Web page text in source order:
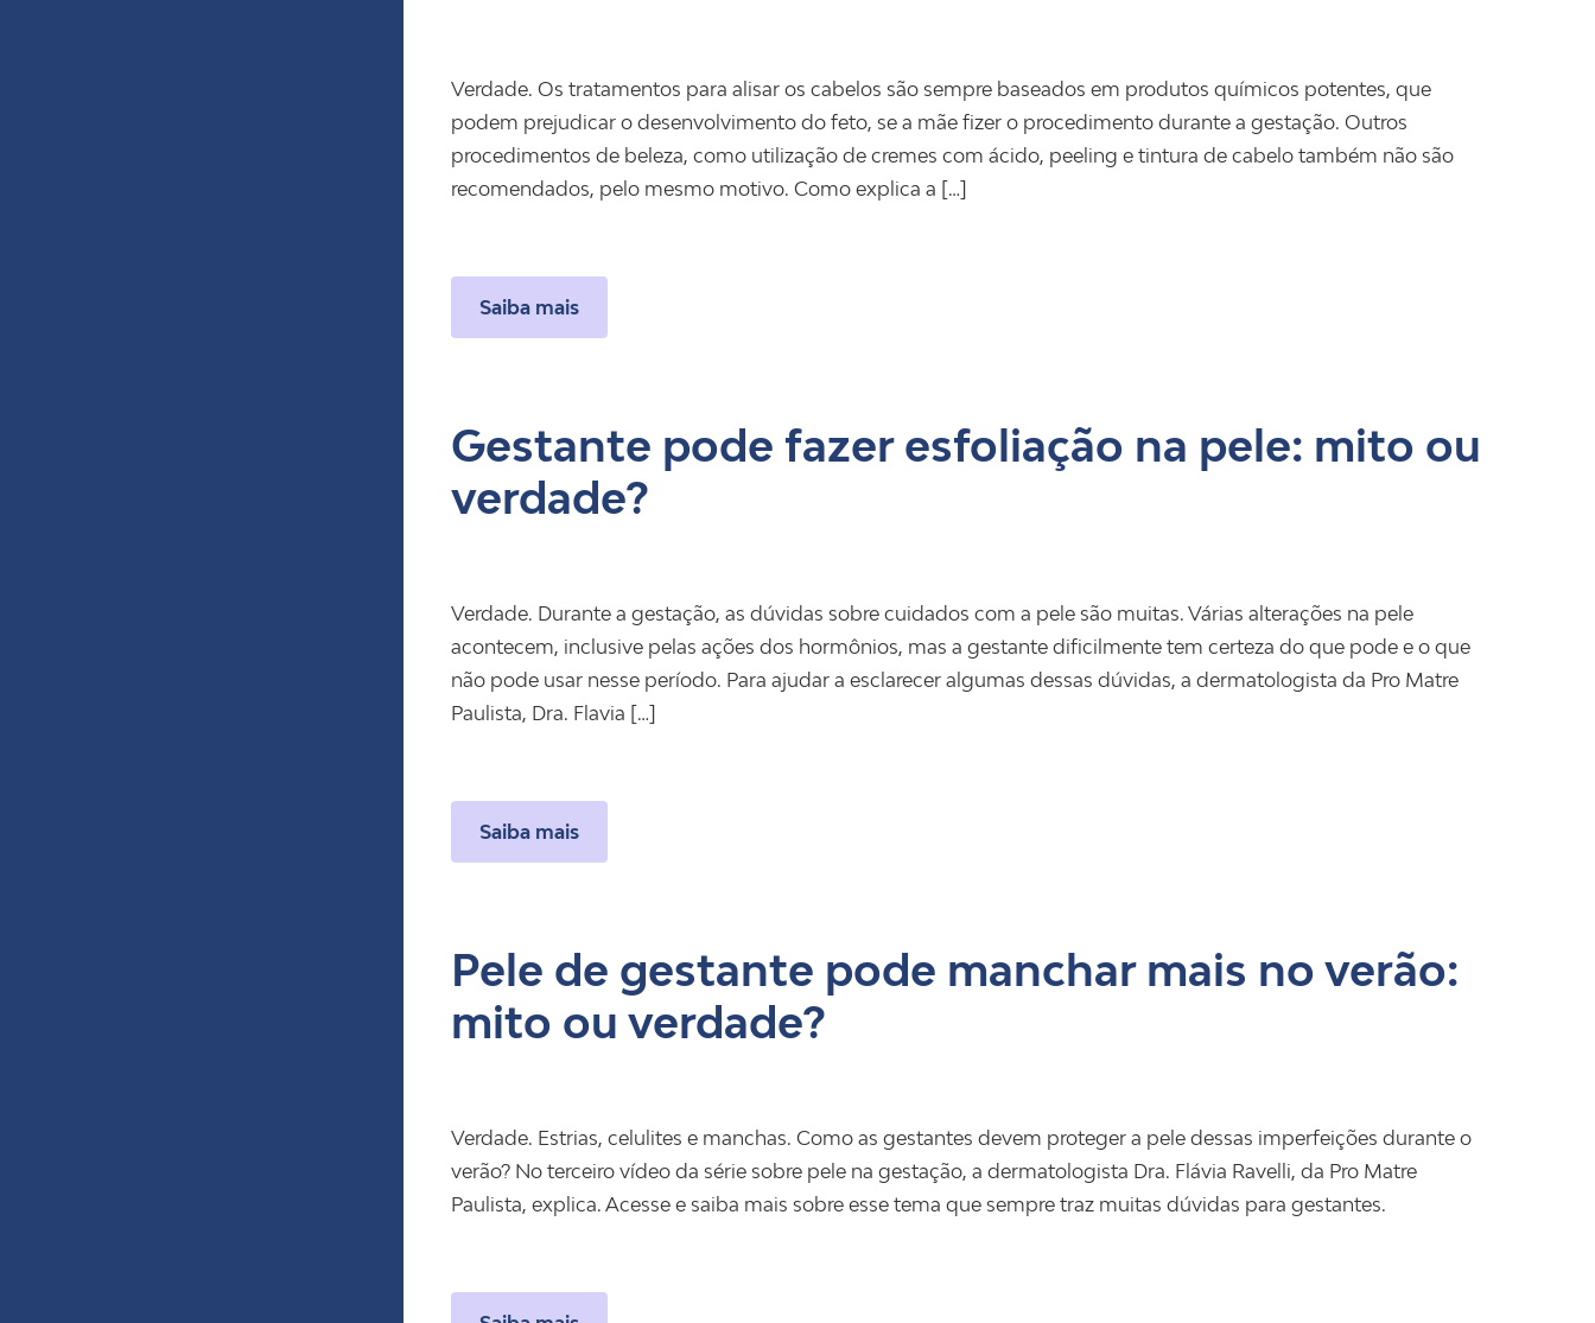
Verdade. Os tratamentos para alisar os cabelos são sempre baseados em produtos químicos potentes, que
podem prejudicar o desenvolvimento do feto, se a mãe fizer o procedimento durante a gestação. Outros
procedimentos de beleza, como utilização de cremes com ácido, peeling e tintura de cabelo também não são
recomendados, pelo mesmo motivo. Como explica a […]
Saiba mais
Gestante pode fazer esfoliação na pele: mito ou
verdade?
Verdade. Durante a gestação, as dúvidas sobre cuidados com a pele são muitas. Várias alterações na pele
acontecem, inclusive pelas ações dos hormônios, mas a gestante dificilmente tem certeza do que pode e o que
não pode usar nesse período. Para ajudar a esclarecer algumas dessas dúvidas, a dermatologista da Pro Matre
Paulista, Dra. Flavia […]
Saiba mais
Pele de gestante pode manchar mais no verão:
mito ou verdade?
Verdade. Estrias, celulites e manchas. Como as gestantes devem proteger a pele dessas imperfeições durante o
verão? No terceiro vídeo da série sobre pele na gestação, a dermatologista Dra. Flávia Ravelli, da Pro Matre
Paulista, explica. Acesse e saiba mais sobre esse tema que sempre traz muitas dúvidas para gestantes.